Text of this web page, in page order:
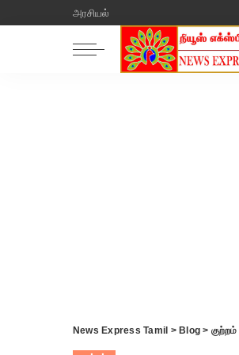
அரசியல்
News Express Tamil > Blog > குற்றம்